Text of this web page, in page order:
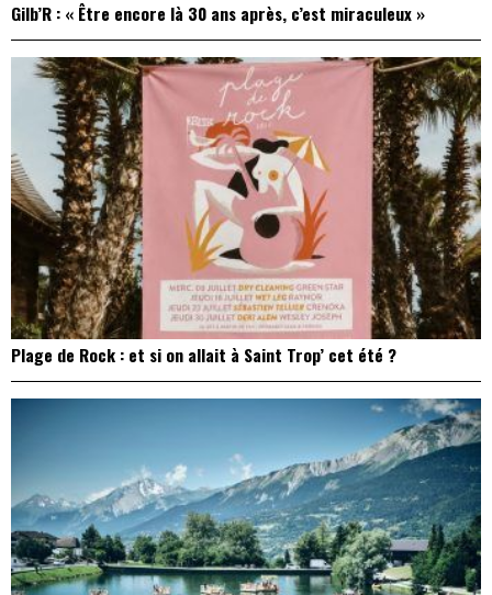
Gilb’R : « Être encore là 30 ans après, c’est miraculeux »
Plage de Rock : et si on allait à Saint Trop’ cet été ?